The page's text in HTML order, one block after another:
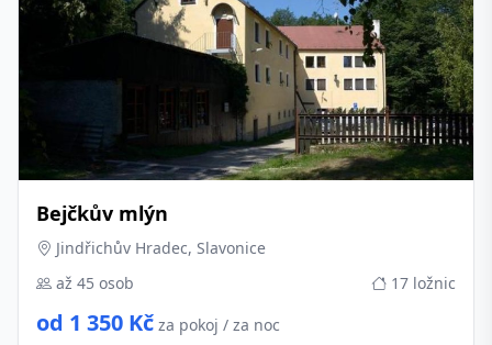
Bejčkův mlýn
Jindřichův Hradec, Slavonice
až 45 osob
17 ložnic
od 1 350 Kč za pokoj / za noc